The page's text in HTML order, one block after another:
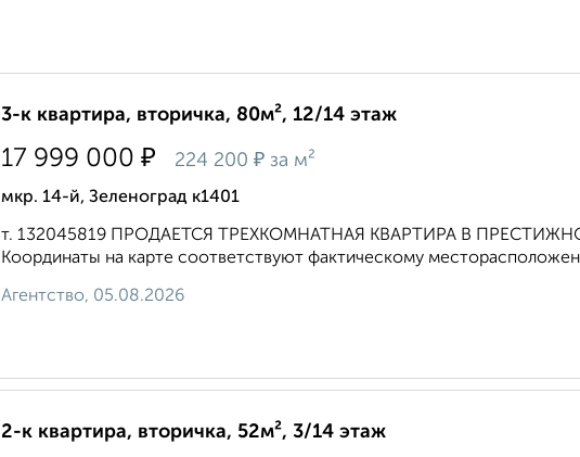
3-к квартира, вторичка, 80м², 12/14 этаж
17 999 000 ₽ 224 200 ₽ за м²
мкр. 14-й, Зеленоград к1401
т. 132045819 ПРОДАЕТСЯ ТРЕХКОМНАТНАЯ КВАРТИРА В
Координаты на карте соответствуют фактическому
Агентство, 05.08.2026
2-к квартира, вторичка, 52м², 3/14 этаж